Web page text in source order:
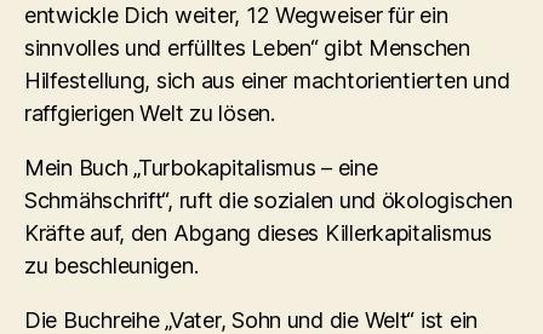
entwickle Dich weiter, 12 Wegweiser für ein
sinnvolles und erfülltes Leben“ gibt Menschen
Hilfestellung, sich aus einer machtorientierten und
raffgierigen Welt zu lösen.
Mein Buch „Turbokapitalismus – eine
Schmähschrift“, ruft die sozialen und ökologischen
Kräfte auf, den Abgang dieses Killerkapitalismus
zu beschleunigen.
Die Buchreihe „Vater, Sohn und die Welt“ ist ein